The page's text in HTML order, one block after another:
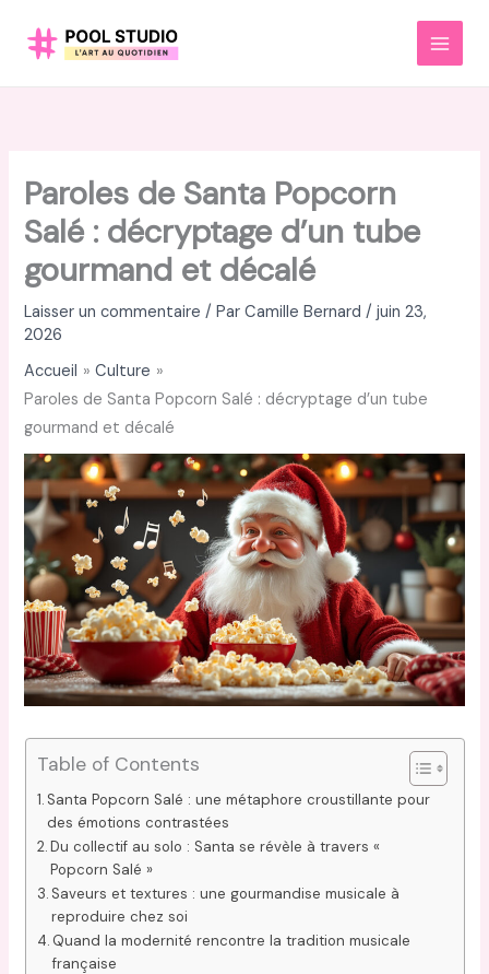
MAIN
Paroles de Santa Popcorn
Salé : décryptage d’un tube
gourmand et décalé
Laisser un commentaire / ParCamille Bernard/juin 23,
2026
Accueil
Culture
Paroles de Santa Popcorn Salé : décryptage d’un tube
gourmand et décalé
Table of Contents
Santa Popcorn Salé : une métaphore croustillante pour
des émotions contrastées
Du collectif au solo : Santa se révèle à travers «
Popcorn Salé »
Saveurs et textures : une gourmandise musicale à
reproduire chez soi
Quand la modernité rencontre la tradition musicale
française